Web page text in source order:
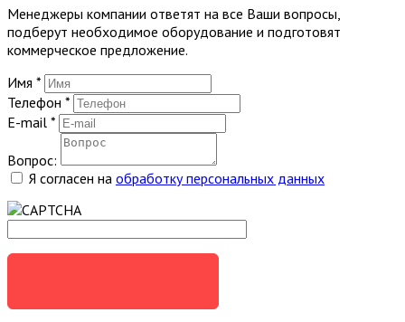
Менеджеры компании ответят на все Ваши вопросы,
подберут необходимое оборудование и подготовят
коммерческое предложение.
Имя *
Телефон *
E-mail *
Вопрос:
Я согласен на обработку персональных данных